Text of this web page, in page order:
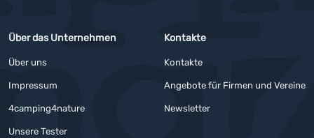
Über das Unternehmen
Über uns
Impressum
4camping4nature
Unsere Tester
Kontakte
Kontakte
Angebote für Firmen und Vereine
Newsletter